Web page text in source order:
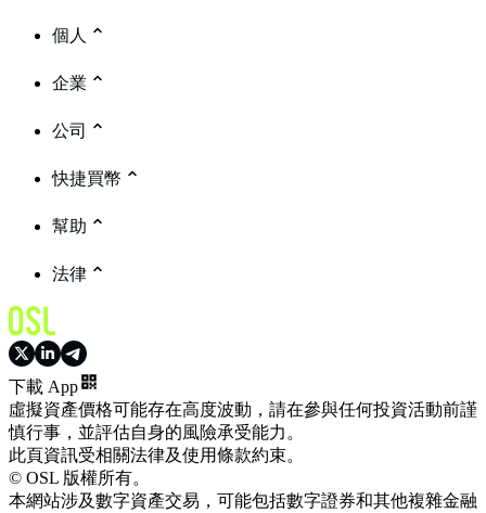
個人
企業
公司
快捷買幣
幫助
法律
下載 App
虛擬資產價格可能存在高度波動，請在參與任何投資活動前謹
慎行事，並評估自身的風險承受能力。
此頁資訊受相關法律及使用條款約束。
© OSL 版權所有。
本網站涉及數字資產交易，可能包括數字證券和其他複雜金融